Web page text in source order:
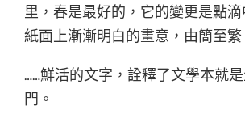
里，春是最好的，它的變更是點
紙面上漸漸明白的畫意，由簡至繁
……鮮活的文字，詮釋了文學本就
門。